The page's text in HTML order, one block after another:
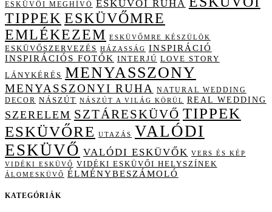
ESKÜVŐI MEGHÍVÓ ESKÜVŐI RUHA
TIPPEK ESKÜVŐMRE
EMLÉKEZEM ESKÜVŐMRE KÉSZÜLÖK
ESKÜVŐSZERVEZÉS HÁZASSÁG INSPIRÁCIÓ
INSPIRÁCIÓS FOTÓK INTERJÚ LOVE STORY
LÁNYKÉRÉS MENYASSZONY
MENYASSZONYI RUHA
NATURAL WEDDING
DECOR NÁSZÚT NÁSZÚT A VILÁG KÖRÜL REAL WEDDING
SZERELEM SZTÁRESKÜVŐ TIPPEK
ESKÜVŐRE
UTAZÁS VALÓDI
ESKÜVŐ VALÓDI ESKÜVŐK VERS ÉS KÉP
VIDÉKI ESKÜVŐ VIDÉKI ESKÜVŐI HELYSZÍNEK
ÁLOMESKÜVŐ ÉLMÉNYBESZÁMOLÓ
KATEGÓRIÁK